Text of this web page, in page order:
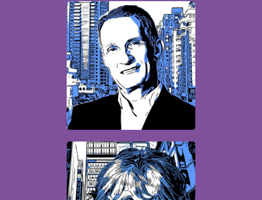
Patrick
Directeur associé
Aude